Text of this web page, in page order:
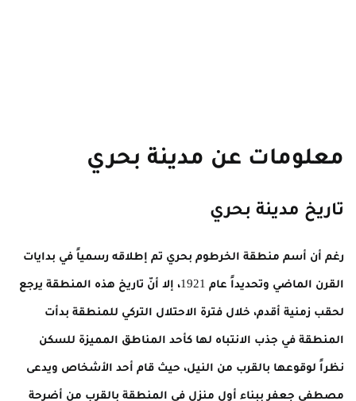
معلومات عن مدينة بحري
تاريخ مدينة بحري
رغم أن أسم منطقة الخرطوم بحري تم إطلاقه رسمياً في بدايات
القرن الماضي وتحديداً عام 1921، إلا أنّ تاريخ هذه المنطقة يرجع
لحقب زمنية أقدم، خلال فترة الاحتلال التركي للمنطقة بدأت
المنطقة في جذب الانتباه لها كأحد المناطق المميزة للسكن
نظراً لوقوعها بالقرب من النيل، حيث قام أحد الأشخاص ويدعى
مصطفى جعفر ببناء أول منزل في المنطقة بالقرب من أضرحة